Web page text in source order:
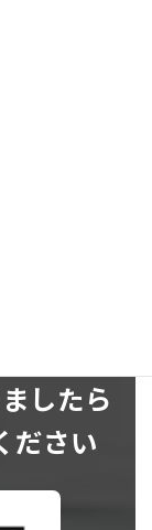
したら
ださい